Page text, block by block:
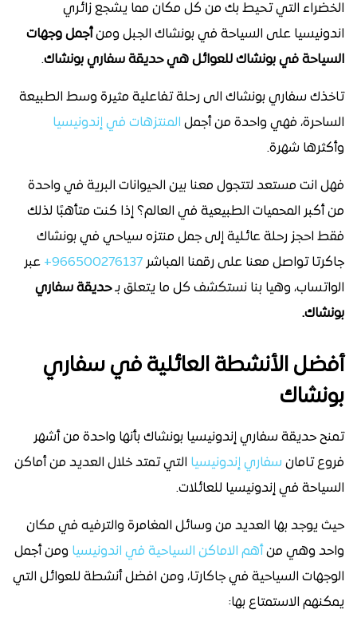
الخضراء التي تحيط بك من كل مكان مما يشجع زائري
اندونيسيا على السياحة في بونشاك الجبل ومنأجمل وجهات
السياحة في بونشاك للعوائل هي حديقة سفاري بونشاك.
تاخذك سفاري بونشاك الى رحلة تفاعلية مثيرة وسط الطبيعة
الساحرة، فهي واحدة من أجمل المنتزهات في إندونيسيا
وأكثرها شهرة.
فهل انت مستعد لتتجول معنا بين الحيوانات البرية في واحدة
من أكبر المحميات الطبيعية في العالم؟ إذا كنت متأهبًا لذلك
فقط احجز رحلة عائلية إلى جمل منتزه سياحي في بونشاك
جاكرتا تواصل معنا على رقمنا المباشر 966500276137+
عبر
الواتساب، وهيا بنا نستكشف كل ما يتعلق بـحديقة سفاري
بونشاك.
أفضل الأنشطة العائلية في سفاري
بونشاك
تمنح حديقة سفاري إندونيسيا بونشاك بأنها واحدة من أشهر
فروع تامان سفاري إندونيسيا التي تمتد خلال العديد من أماكن
السياحة في إندونيسيا للعائلات.
حيث يوجد بها العديد من وسائل المغامرة والترفيه في مكان
واحد وهي من أهم الاماكن السياحية في اندونيسيا ومن أجمل
الوجهات السياحية في جاكارتا، ومن افضل أنشطة للعوائل التي
يمكنهم الاستمتاع بها: